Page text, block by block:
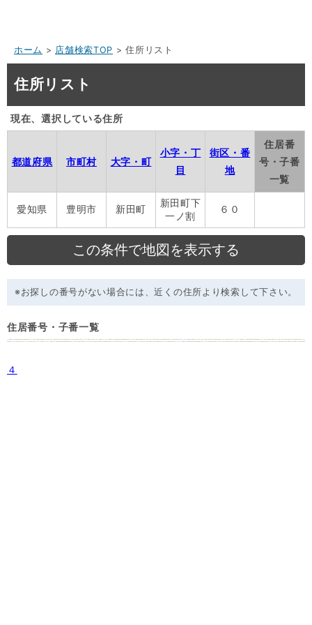
ホーム > 店舗検索TOP > 住所リスト
住所リスト
現在、選択している住所
都道府県 市町村 大字・町
小字・丁
目
街区・番
地
住居番
号・子番
一覧
愛知県 豊明市 新田町
新田町下
一ノ割
６０
※お探しの番号がない場合には、近くの住所より検索して下さい。
住居番号・子番一覧
４